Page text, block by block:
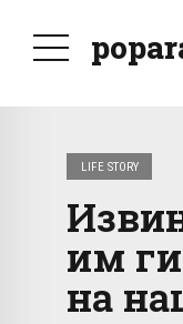
LIFE STORY
им
на